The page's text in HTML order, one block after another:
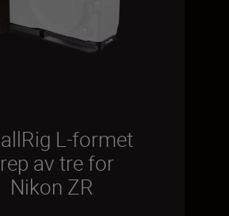
L-formet
av tre for
Nikon ZR